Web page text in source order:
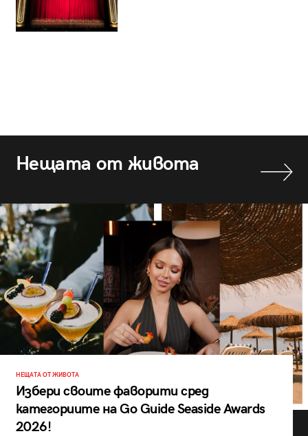
Нещата от живота
НЕЩАТА ОТ ЖИВОТА
Избери своите фаворити сред
категориите на Go Guide Seaside Awards
2026!